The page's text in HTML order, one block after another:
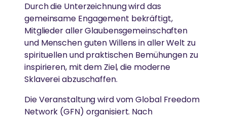
Kultur bewahren
GLEICHSTELLUNG DER GESCHLECHTER &
STÄRKUNG VON FRAUEN
wirtschaftliche Stärkung von Frauen
Durch die Unterzeichnung wird das
gemeinsame Engagement bekräftigt,
Mitglieder aller Glaubensgemeinschaften
und Menschen guten Willens in aller Welt zu
spirituellen und praktischen Bemühungen zu
inspirieren, mit dem Ziel, die moderne
Sklaverei abzuschaffen.
Die Veranstaltung wird vom Global Freedom
Network (GFN) organisiert. Nach